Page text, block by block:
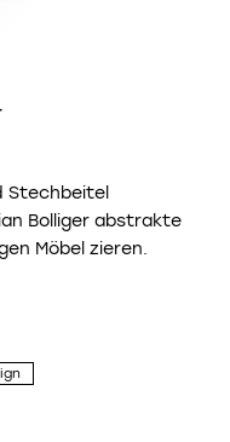
Stechbeitel
Bolliger abstrakte
Möbel zieren.